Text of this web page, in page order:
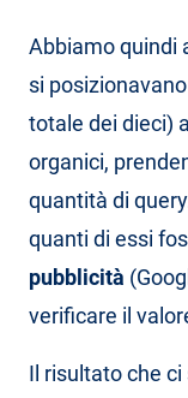
Abbiamo quindi
si
totale dei dieci)
organici,
quantità di
quanti di essi
pubblicità
verificare il
Il risultato che